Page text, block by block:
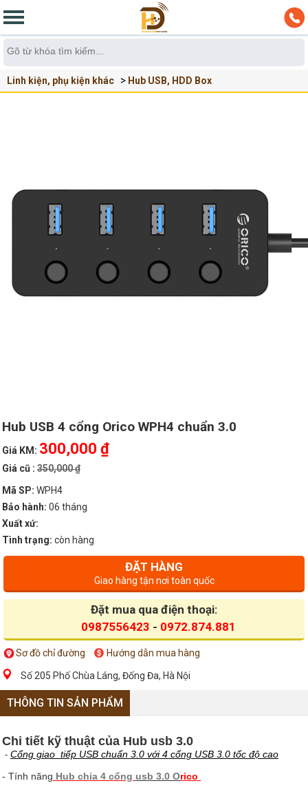
Linh kiện, phụ kiện khác Hub USB, HDD Box
Hub USB 4 cổng Orico WPH4 chuẩn 3.0
Giá KM: 300,000 ₫
Giá cũ : 350,000 ₫
Mã SP: WPH4
Bảo hành: 06 tháng
Xuất xứ:
Tình trạng: còn hàng
ĐẶT HÀNG
Giao hàng tận nơi toàn quốc
Đặt mua qua điện thoại:
0987556423 - 0972.874.881
Sơ đồ chỉ đường Hướng dẫn mua hàng
Số 205 Phố Chùa Láng, Đống Đa, Hà Nội
THÔNG TIN SẢN PHẨM
Chi tiết kỹ thuật của Hub usb 3.0
- Cổng giao tiếp USB chuẩn 3.0 với4 cổng USB 3.0 tốc độ cao
- Tính năng Hub chia 4 cổng usb 3.0 Orico